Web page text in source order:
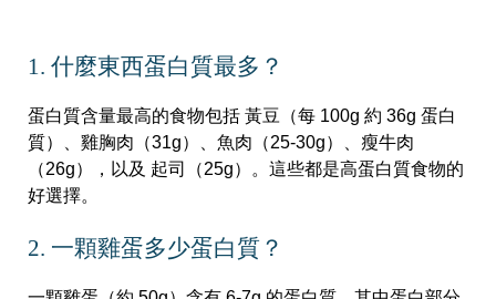
1. 什麼東西蛋白質最多？
蛋白質含量最高的食物包括 黃豆（每 100g 約 36g 蛋白
質）、雞胸肉（31g）、魚肉（25-30g）、瘦牛肉
（26g），以及 起司（25g）。這些都是高蛋白質食物的
好選擇。
2. 一顆雞蛋多少蛋白質？